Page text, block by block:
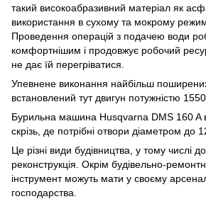
такий високоабразивний матеріал як
використання в сухому та мокрому
Проведення операцій з подачею води
комфортнішим і продовжує робочий
не дає їй перегріватися.
Упевнене виконання найбільш
встановлений тут двигун потужністю
Бурильна машина Husqvarna DMS 160 A
скрізь, де потрібні отвори діаметром до
Це різні види будівництва, у тому числі
реконструкція. Окрім будівельно-
інструмент можуть мати у своєму
господарства.